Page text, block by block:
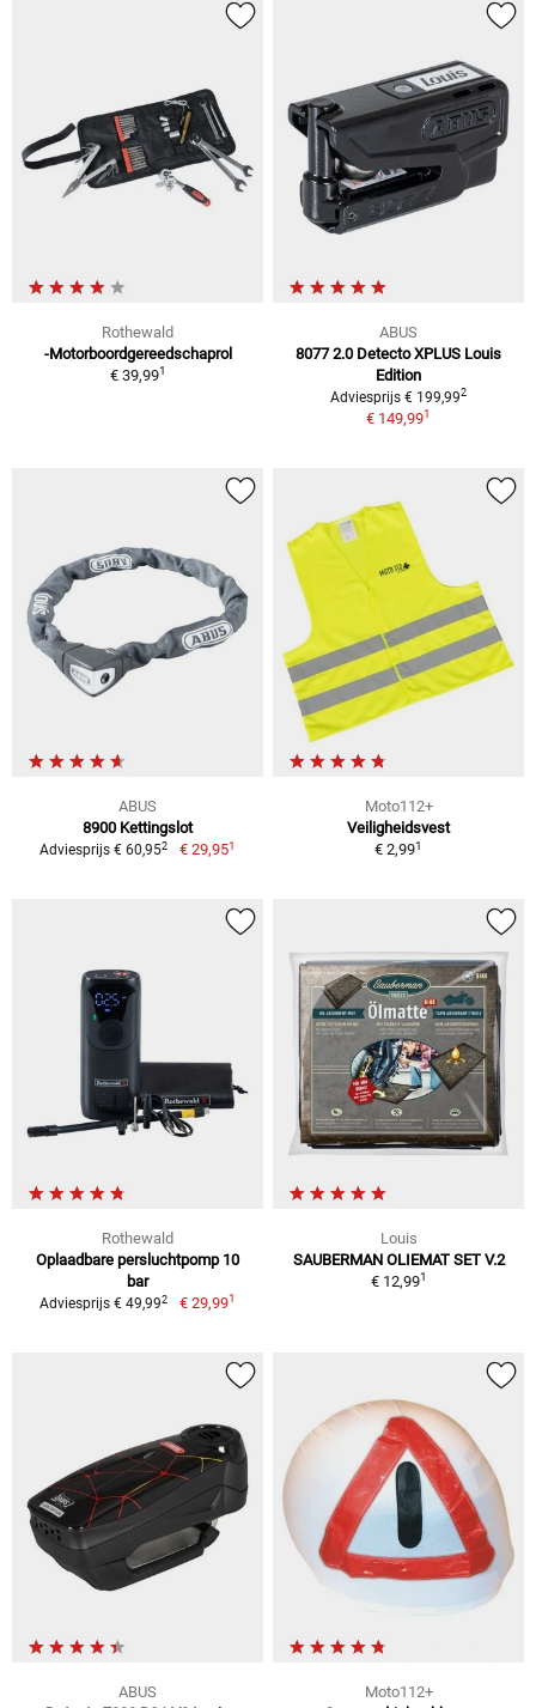
Rothewald
-Motorboordgereedschaprol
€ 39,991
ABUS
8077 2.0 Detecto XPLUS Louis
Edition
Adviesprijs € 199,992
€ 149,991
ABUS
8900 Kettingslot
Adviesprijs € 60,952 € 29,951
Moto112+
Veiligheidsvest
€ 2,991
Rothewald
Oplaadbare persluchtpomp 10
bar
Adviesprijs € 49,992 € 29,991
Louis
SAUBERMAN OLIEMAT SET V.2
€ 12,991
ABUS
Moto112+